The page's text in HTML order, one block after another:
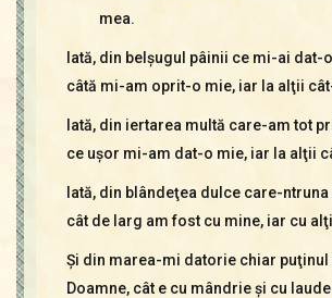
mea.
Iată, din belşugul pâinii ce mi-ai dat-
câtă mi-am oprit-o mie, iar la alţii
Iată, din iertarea multă care-am tot
ce uşor mi-am dat-o mie, iar la alţii
Iată, din blândeţea dulce care-
cât de larg am fost cu mine, iar cu
Şi din marea-mi datorie chiar puţinul
Doamne, cât e cu mândrie şi cu